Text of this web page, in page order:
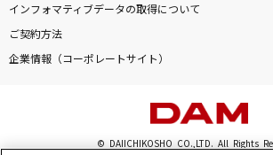
インフォマティブデータの取得について
ご契約方法
企業情報（コーポレートサイト）
© DAIICHIKOSHO CO.,LTD. All Rights